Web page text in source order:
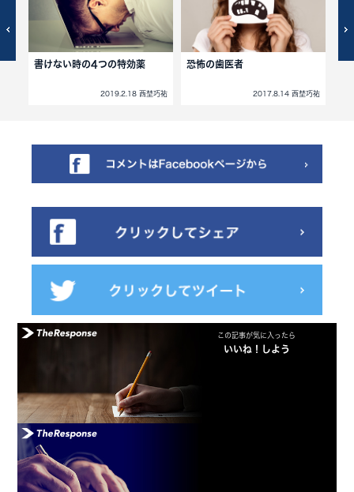
書けない時の4つの特効薬
2019.2.18 西埜巧祐
恐怖の歯医者
2017.8.14 西埜巧祐
この記事が気に入ったら
いいね！しよう